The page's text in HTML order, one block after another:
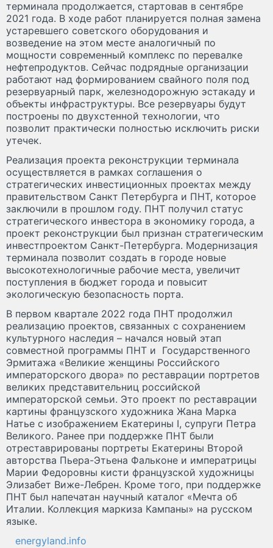
терминала продолжается, стартовав в сентябре
2021 года. В ходе работ планируется полная замена
устаревшего советского оборудования и
возведение на этом месте аналогичный по
мощности современный комплекс по перевалке
нефтепродуктов. Сейчас подрядные организации
работают над формированием свайного поля под
резервуарный парк, железнодорожную эстакаду и
объекты инфраструктуры. Все резервуары будут
построены по двухстенной технологии, что
позволит практически полностью исключить риски
утечек.
Реализация проекта реконструкции терминала
осуществляется в рамках соглашения о
стратегических инвестиционных проектах между
правительством Санкт Петербурга и ПНТ, которое
заключили в прошлом году. ПНТ получил статус
стратегического инвестора в экономику города, а
проект реконструкции был признан стратегическим
инвестпроектом Санкт-Петербурга. Модернизация
терминала позволит создать в городе новые
высокотехнологичные рабочие места, увеличит
поступления в бюджет города и повысит
экологическую безопасность порта.
В первом квартале 2022 года ПНТ продолжил
реализацию проектов, связанных с сохранением
культурного наследия – начался новый этап
совместной программы ПНТ и Государственного
Эрмитажа «Великие женщины Российского
императорского двора» по реставрации портретов
великих представительниц российской
императорской семьи. Это проект по реставрации
картины французского художника Жана Марка
Натье с изображением Екатерины I, супруги Петра
Великого. Ранее при поддержке ПНТ были
отреставрированы портреты Екатерины Второй
авторства Пьера-Этьена Фальконе и императрицы
Марии Федоровны кисти французской художницы
Элизабет Виже-Лебрен. Кроме того, при поддержке
ПНТ был напечатан научный каталог «Мечта об
Италии. Коллекция маркиза Кампаны» на русском
языке.
energyland.info